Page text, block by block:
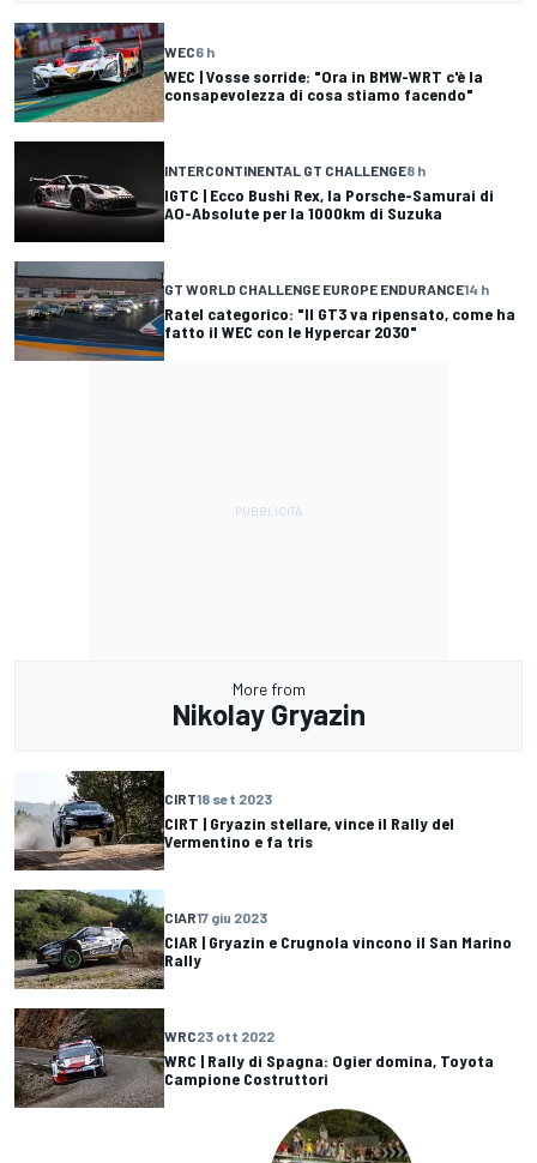
WEC6 h
WEC | Vosse sorride: "Ora in BMW-WRT c'è la
consapevolezza di cosa stiamo facendo"
INTERCONTINENTAL GT CHALLENGE8 h
IGTC | Ecco Bushi Rex, la Porsche-Samurai di
AO-Absolute per la 1000km di Suzuka
GT WORLD CHALLENGE EUROPE ENDURANCE14 h
Ratel categorico: "Il GT3 va ripensato, come ha
fatto il WEC con le Hypercar 2030"
More from
Nikolay Gryazin
CIRT18 set 2023
CIRT | Gryazin stellare, vince il Rally del
Vermentino e fa tris
CIAR17 giu 2023
CIAR | Gryazin e Crugnola vincono il San Marino
Rally
WRC23 ott 2022
WRC | Rally di Spagna: Ogier domina, Toyota
Campione Costruttori